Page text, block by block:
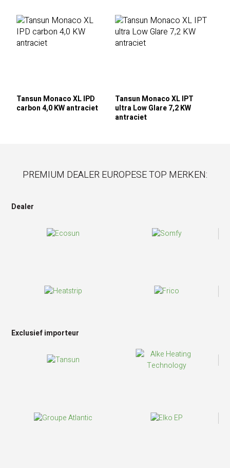
Tansun Monaco XL IPD
carbon 4,0 KW antraciet
Tansun Monaco XL IPT
ultra Low Glare 7,2 KW
antraciet
PREMIUM DEALER EUROPESE TOP MERKEN:
Dealer
Exclusief importeur